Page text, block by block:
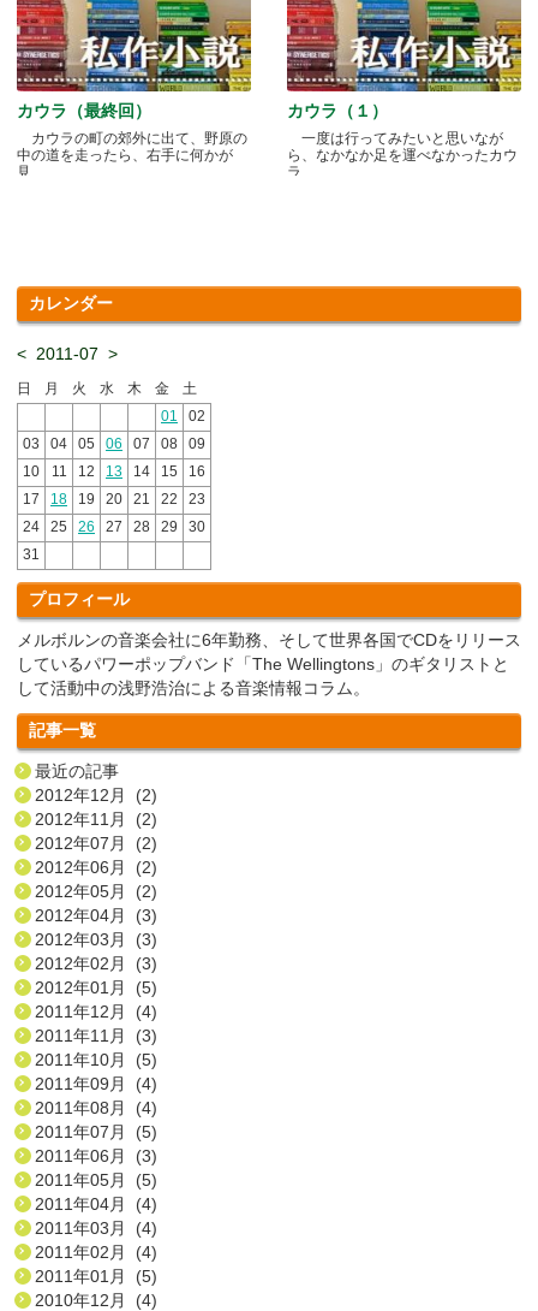
カウラ（最終回）
カウラの町の郊外に出て、野原の
中の道を走ったら、右手に何かが
見.....
カウラ（１）
一度は行ってみたいと思いなが
ら、なかなか足を運べなかったカウ
ラ.....
カレンダー
< 2011-07 >
日 月 火 水 木 金
土
01
02
03
04 05 06 07 08
09
10
11 12 13 14 15
16
17
18 19 20 21 22
23
24
25 26 27 28 29
30
31
プロフィール
メルボルンの音楽会社に6年勤務、そして世界各国でCDをリリース
しているパワーポップバンド「The Wellingtons」のギタリストと
して活動中の浅野浩治による音楽情報コラム。
記事一覧
最近の記事
2012年12月 (2)
2012年11月 (2)
2012年07月 (2)
2012年06月 (2)
2012年05月 (2)
2012年04月 (3)
2012年03月 (3)
2012年02月 (3)
2012年01月 (5)
2011年12月 (4)
2011年11月 (3)
2011年10月 (5)
2011年09月 (4)
2011年08月 (4)
2011年07月 (5)
2011年06月 (3)
2011年05月 (5)
2011年04月 (4)
2011年03月 (4)
2011年02月 (4)
2011年01月 (5)
2010年12月 (4)